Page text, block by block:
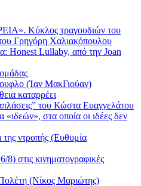
Κύκλος τραγουδιών του
Γρηγόρη Χαλιακόπουλου
Honest Lullaby, από την Joan
(Ίαν ΜακΓιούαν)
καταρρέει
του Κώστα Ευαγγελάτου
στα οποία οι ιδέες δεν
της ντροπής (Ευθυμία
στις κινηματογραφικές
(Νίκος Μαριώτης)